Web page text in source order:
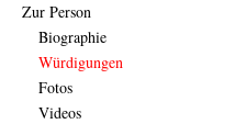
Zur Person
Biographie
Würdigungen
Fotos
Videos